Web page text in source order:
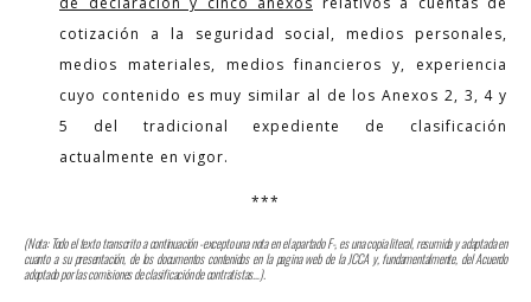
cotización a la seguridad social, medios personales,
medios materiales, medios financieros y, experiencia
cuyo contenido es muy similar al de los Anexos 2, 3, 4 y
5 del tradicional expediente de clasificación
actualmente en vigor.
***
(Nota: Todo el texto transcrito a continuación -excepto una nota en el apartado F-, es una copia literal, resumida y adaptada en
cuanto a su presentación, de los documentos contenidos en la pagina web de la JCCA y, fundamentalmente, del Acuerdo
adoptado por las comisiones de clasificación de contratistas…).